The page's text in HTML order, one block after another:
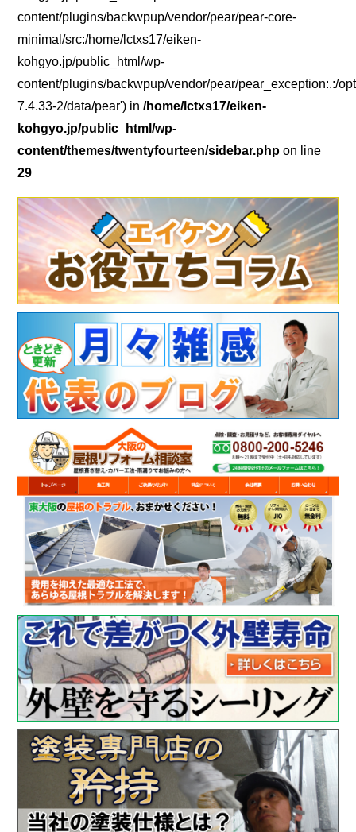
content/plugins/backwpup/vendor/pear/pear-core-
minimal/src:/home/lctxs17/eiken-
kohgyo.jp/public_html/wp-
content/plugins/backwpup/vendor/pear/pear_exception:.:/
7.4.33-2/data/pear') in/home/lctxs17/eiken-
kohgyo.jp/public_html/wp-
content/themes/twentyfourteen/sidebar.php on line
29